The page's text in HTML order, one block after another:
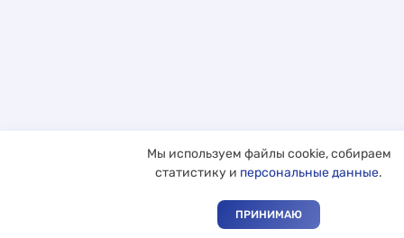
Мы используем файлы cookie, собираем
статистику и персональные данные.
ПРИНИМАЮ